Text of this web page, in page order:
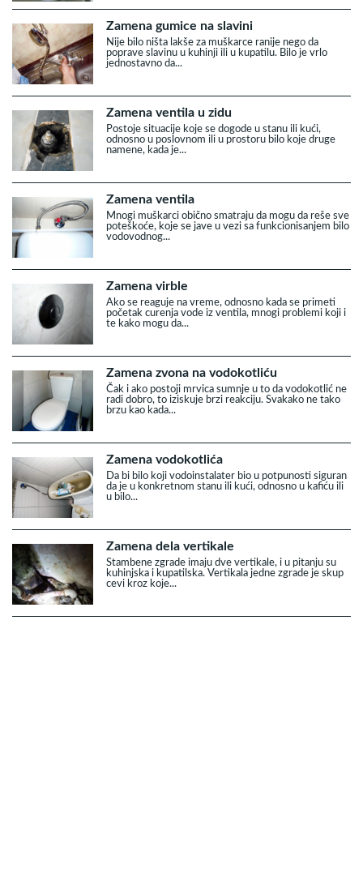
Zamena gumice na slavini
Nije bilo ništa lakše za muškarce ranije nego da
poprave slavinu u kuhinji ili u kupatilu. Bilo je vrlo
jednostavno da...
Zamena ventila u zidu
Postoje situacije koje se dogode u stanu ili kući,
odnosno u poslovnom ili u prostoru bilo koje druge
namene, kada je...
Zamena ventila
Mnogi muškarci obično smatraju da mogu da reše sve
poteškoće, koje se jave u vezi sa funkcionisanjem bilo
vodovodnog...
Zamena virble
Ako se reaguje na vreme, odnosno kada se primeti
početak curenja vode iz ventila, mnogi problemi koji i
te kako mogu da...
Zamena zvona na vodokotliću
Čak i ako postoji mrvica sumnje u to da vodokotlić ne
radi dobro, to iziskuje brzi reakciju. Svakako ne tako
brzu kao kada...
Zamena vodokotlića
Da bi bilo koji vodoinstalater bio u potpunosti siguran
da je u konkretnom stanu ili kući, odnosno u kafiću ili
u bilo...
Zamena dela vertikale
Stambene zgrade imaju dve vertikale, i u pitanju su
kuhinjska i kupatilska. Vertikala jedne zgrade je skup
cevi kroz koje...